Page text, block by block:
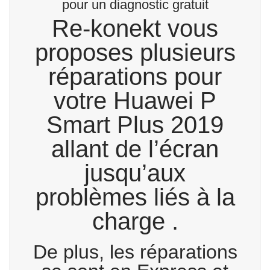
pour un diagnostic gratuit
Re-konekt vous
proposes plusieurs
réparations pour
votre Huawei P
Smart Plus 2019
allant de l’écran
jusqu’aux
problèmes liés à la
charge .
De plus, les réparations